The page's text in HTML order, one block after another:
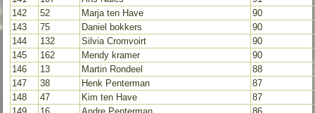
142
52 Marja ten Have
90
143
75 Daniel bokkers
90
144
132 Silvia Cromvoirt
90
145
162 Mendy kramer
90
146
13 Martin Rondeel
88
147
38 Henk Penterman
87
148
47 Kim ten Have
87